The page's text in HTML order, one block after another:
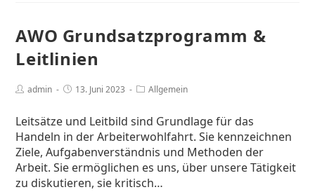
AWO Grundsatzprogramm &
Leitlinien
admin 13. Juni 2023 Allgemein
Leitsätze und Leitbild sind Grundlage für das
Handeln in der Arbeiterwohlfahrt. Sie kennzeichnen
Ziele, Aufgabenverständnis und Methoden der
Arbeit. Sie ermöglichen es uns, über unsere Tätigkeit
zu diskutieren, sie kritisch…